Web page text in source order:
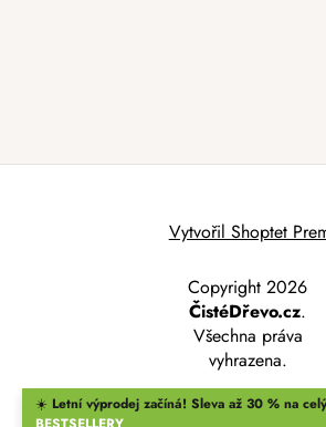
☀️ Letní výprodej začíná! Sleva až 30 % na
Vytvořil Shoptet
Copyright 2026
ČistéDřevo.cz.
Všechna práva
vyhrazena.